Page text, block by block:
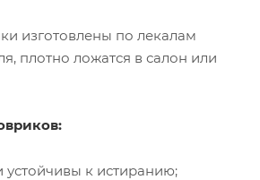
изготовлены по лекалам
плотно ложатся в салон или
устойчивы к истиранию;